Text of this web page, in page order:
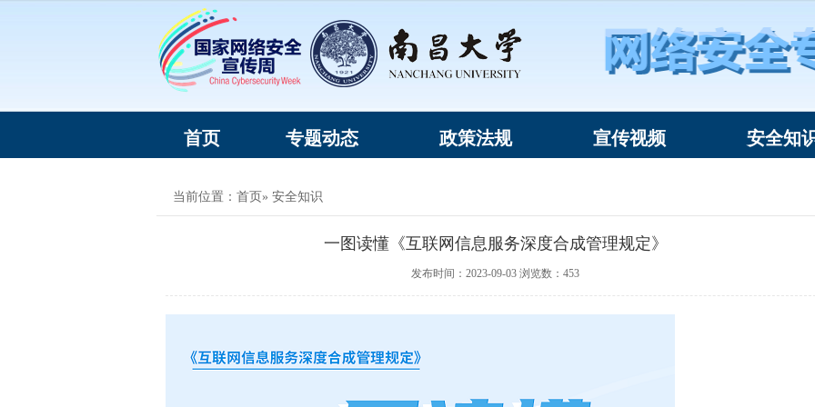
首页 专题动态 政策法规 宣传视频 安全知
当前位置： 首页 » 安全知识
一图读懂《互联网信息服务深度合成管理规定》
发布时间：2023-09-03 浏览数： 453